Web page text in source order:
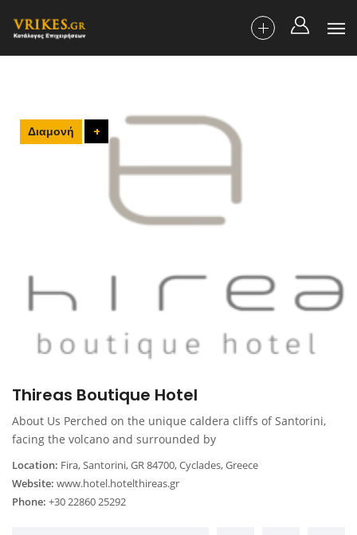
Διαμονή +
Thireas Boutique Hotel
About Us Perched on the unique caldera cliffs of Santorini,
facing the volcano and surrounded by
Location: Fira, Santorini, GR 84700, Cyclades, Greece
Website: www.hotel.hotelthireas.gr
Phone: +30 22860 25292